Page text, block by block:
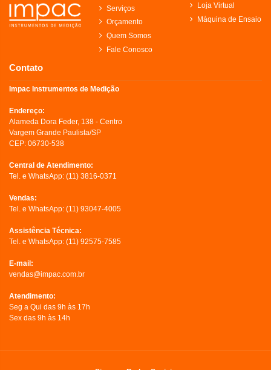
Serviços
Orçamento
Quem Somos
Fale Conosco
Loja Virtual
Máquina de Ensaio
Contato
Impac Instrumentos de Medição
Endereço:
Alameda Dora Feder, 138 - Centro
Vargem Grande Paulista/SP
CEP: 06730-538
Central de Atendimento:
Tel. e WhatsApp: (11) 3816-0371
Vendas:
Tel. e WhatsApp: (11) 93047-4005
Assistência Técnica:
Tel. e WhatsApp: (11) 92575-7585
E-mail:
vendas@impac.com.br
Atendimento:
Seg a Qui das 9h às 17h
Sex das 9h às 14h